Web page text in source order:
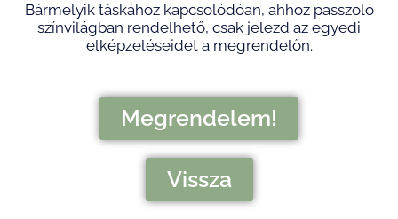
Bármelyik táskához kapcsolódóan, ahhoz passzoló
színvilágban rendelhető, csak jelezd az egyedi
elképzeléseidet a megrendelőn.
Megrendelem!
Vissza